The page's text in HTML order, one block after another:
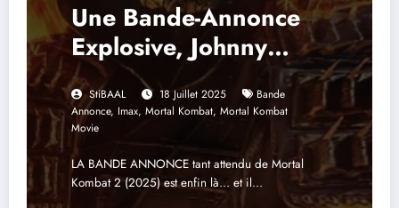
Une Bande-Annonce
Explosive, Johnny
Cage Au Centre Du
Chaos ! [TRAILER]
StiBAAL 18 Juillet 2025
Bande
Annonce, Imax, Mortal Kombat, Mortal Kombat
Movie
LA BANDE ANNONCE tant attendu de Mortal
Kombat 2 (2025) est enfin là… et il…